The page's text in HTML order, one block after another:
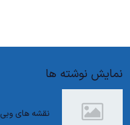
نمایش نوشته ها
نقشه های وبی WebGIS